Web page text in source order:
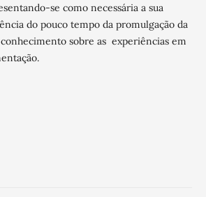
se como necessária a sua
do pouco tempo da promulgação da
sobre as experiências em